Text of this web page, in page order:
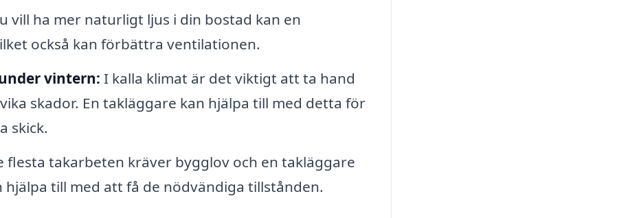
vill ha mer naturligt ljus i din bostad kan en
också kan förbättra ventilationen.
vintern: I kalla klimat är det viktigt att ta hand
skador. En takläggare kan hjälpa till med detta för
skick.
flesta takarbeten kräver bygglov och en takläggare
till med att få de nödvändiga tillstånden.